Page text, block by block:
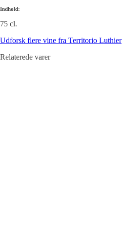
Indhold:
75 cl.
Udforsk flere vine fra Territorio Luthier
Relaterede varer